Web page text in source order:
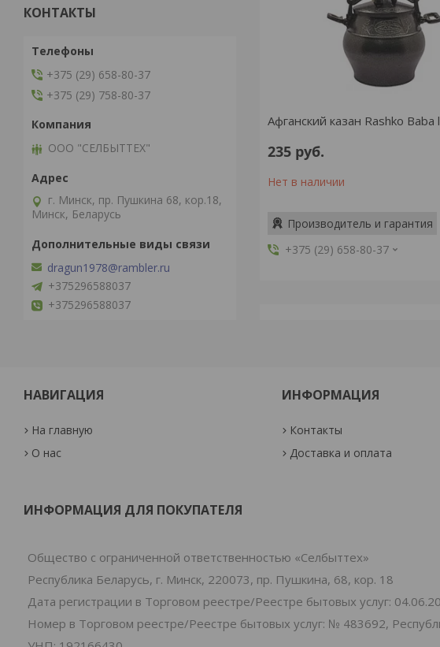
Афганский казан Rashko Baba
235 руб.
Нет в наличии
Производитель и гарантия
+375 (29) 658-80-37
КОНТАКТЫ
+375 (29) 658-80-37
+375 (29) 758-80-37
ООО "СЕЛБЫТТЕХ"
г. Минск, пр. Пушкина 68, кор.18,
Минск, Беларусь
dragun1978@rambler.ru
+375296588037
+375296588037
НАВИГАЦИЯ
На главную
О нас
ИНФОРМАЦИЯ
Контакты
Доставка и оплата
ИНФОРМАЦИЯ ДЛЯ ПОКУПАТЕЛЯ
Общество с ограниченной ответственностью «Селбыттех»
Республика Беларусь, г. Минск, 220073, пр. Пушкина, 68, кор. 18
Дата регистрации в Торговом реестре/Реестре бытовых услуг:
Номер в Торговом реестре/Реестре бытовых услуг: № 483692,